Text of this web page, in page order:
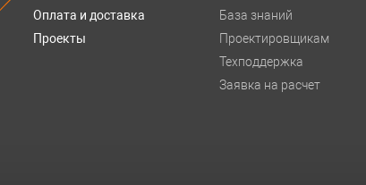
Оплата и доставка
Проекты
База знаний
Проектировщикам
Техподдержка
Заявка на расчет